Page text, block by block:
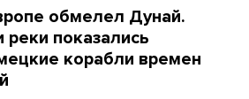
обмелел Дунай.
реки показались
корабли времен